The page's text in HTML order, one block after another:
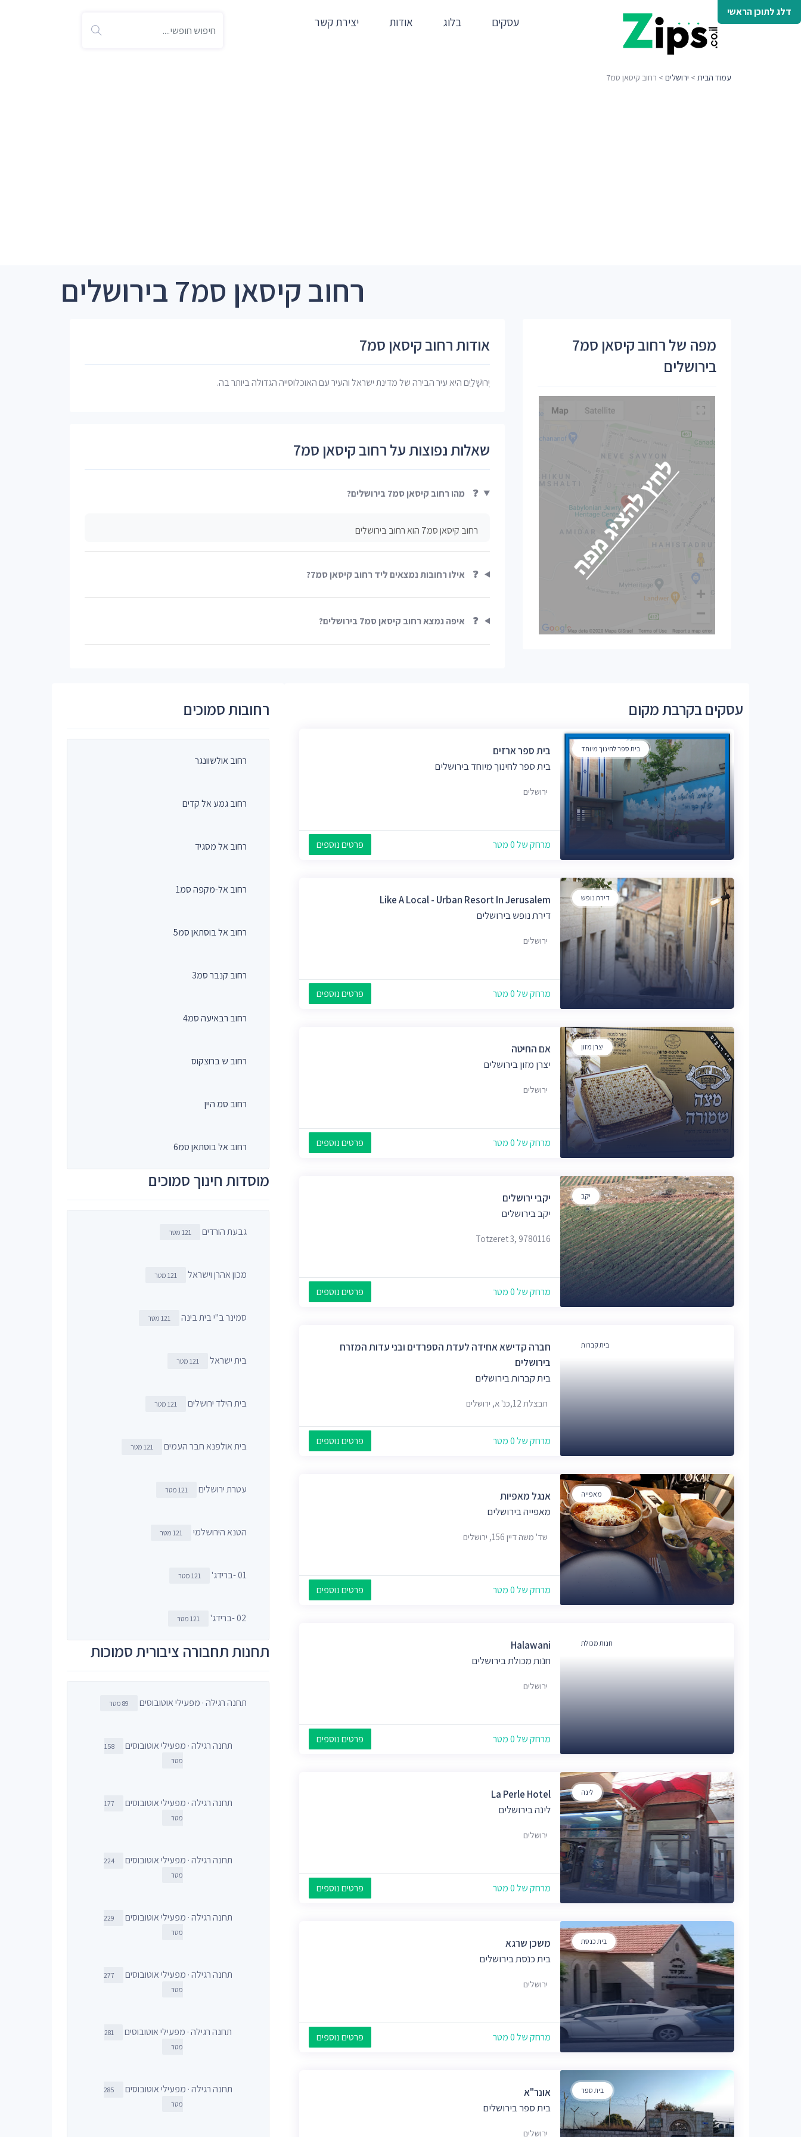
דלג לתוכן הראשי
עסקים בלוג אודות יצירת קשר
עמוד הבית > ירושלים > רחוב קיסאן סמ7
רחוב קיסאן סמ7 בירושלים
אודות רחוב קיסאן סמ7
יְרוּשָׁלַיִם היא עיר הבירה של מדינת ישראל והעיר עם האוכלוסייה הגדולה ביותר בה.
שאלות נפוצות על רחוב קיסאן סמ7
❓ מהו רחוב קיסאן סמ7 בירושלים?
רחוב קיסאן סמ7 הוא רחוב בירושלים
❓ אילו רחובות נמצאים ליד רחוב קיסאן סמ7?
❓ איפה נמצא רחוב קיסאן סמ7 בירושלים?
מפה של רחוב קיסאן סמ7
בירושלים
עסקים בקרבת מקום
בית ספר לחינוך מיוחד
בית ספר ארזים
בית ספר לחינוך מיוחד בירושלים
ירושלים
מרחק של 0 מטר פרטים נוספים
דירת נופש
Like A Local - Urban Resort In Jerusalem
דירת נופש בירושלים
ירושלים
מרחק של 0 מטר פרטים נוספים
יצרן מזון
אם החיטה
יצרן מזון בירושלים
ירושלים
מרחק של 0 מטר פרטים נוספים
יקב
יקבי ירושלים
יקב בירושלים
Totzeret 3, 9780116
מרחק של 0 מטר פרטים נוספים
בית קברות
חברה קדישא אחידה לעדת הספרדים ובני עדות המזרח
בירושלים
בית קברות בירושלים
חבצלת 12,כנ' א, ירושלים
מרחק של 0 מטר פרטים נוספים
מאפייה
אנגל מאפיות
מאפייה בירושלים
שד' משה דיין 156, ירושלים
מרחק של 0 מטר פרטים נוספים
חנות מכולת
Halawani
חנות מכולת בירושלים
ירושלים
מרחק של 0 מטר פרטים נוספים
לינה
La Perle Hotel
לינה בירושלים
ירושלים
מרחק של 0 מטר פרטים נוספים
בית כנסת
משכן שרגא
בית כנסת בירושלים
ירושלים
מרחק של 0 מטר פרטים נוספים
בית ספר
אונר"א
בית ספר בירושלים
ירושלים
רחובות סמוכים
רחוב אולשוונגר
רחוב גמע אל קדים
רחוב אל מסגיד
רחוב אל-מקפה סמ1
רחוב אל בוסתאן סמ5
רחוב קנבר סמ3
רחוב רבאיעה סמ4
רחוב ש ברוצקוס
רחוב סמ היין
רחוב אל בוסתאן סמ6
מוסדות חינוך סמוכים
גבעת הורדים 121 מטר
מכון אהרן וישראל 121 מטר
סמינר ב"י בית בינה 121 מטר
בית ישראל 121 מטר
בית הילד ירושלים 121 מטר
בית אולפנא חבר העמים 121 מטר
עטרת ירושלים 121 מטר
הטנא הירושלמי 121 מטר
01 -ברידג' 121 מטר
02 -ברידג' 121 מטר
תחנות תחבורה ציבורית סמוכות
תחנה רגילה · מפעילי אוטובוסים 89 מטר
תחנה רגילה · מפעילי אוטובוסים
158
מטר
תחנה רגילה · מפעילי אוטובוסים
177
מטר
תחנה רגילה · מפעילי אוטובוסים
224
מטר
תחנה רגילה · מפעילי אוטובוסים
229
מטר
תחנה רגילה · מפעילי אוטובוסים
277
מטר
תחנה רגילה · מפעילי אוטובוסים
281
מטר
תחנה רגילה · מפעילי אוטובוסים
285
מטר